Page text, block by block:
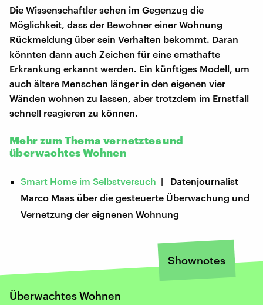
Die Wissenschaftler sehen im Gegenzug die
Möglichkeit, dass der Bewohner einer Wohnung
Rückmeldung über sein Verhalten bekommt. Daran
könnten dann auch Zeichen für eine ernsthafte
Erkrankung erkannt werden. Ein künftiges Modell, um
auch ältere Menschen länger in den eigenen vier
Wänden wohnen zu lassen, aber trotzdem im Ernstfall
schnell reagieren zu können.
Mehr zum Thema vernetztes und
überwachtes Wohnen
Smart Home im Selbstversuch | Datenjournalist
Marco Maas über die gesteuerte Überwachung und
Vernetzung der eignenen Wohnung
Shownotes
Überwachtes Wohnen